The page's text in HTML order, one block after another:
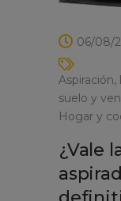
06/08/
suelo y
Hogar y
¿Vale